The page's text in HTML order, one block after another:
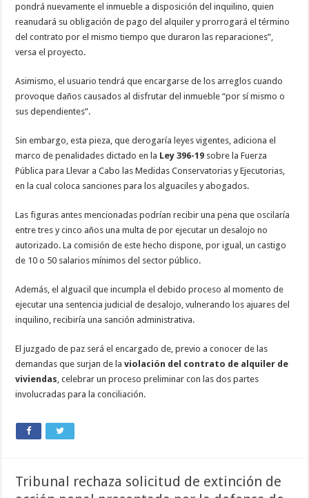
pondrá nuevamente el inmueble a disposición del inquilino, quien
reanudará su obligación de pago del alquiler y prorrogará el término
del contrato por el mismo tiempo que duraron las reparaciones”,
versa el proyecto.
Asimismo, el usuario tendrá que encargarse de los arreglos cuando
provoque daños causados al disfrutar del inmueble “por sí mismo o
sus dependientes”.
Sin embargo, esta pieza, que derogaría leyes vigentes, adiciona el
marco de penalidades dictado en la Ley 396-19 sobre la Fuerza
Pública para Llevar a Cabo las Medidas Conservatorias y Ejecutorias,
en la cual coloca sanciones para los alguaciles y abogados.
Las figuras antes mencionadas podrían recibir una pena que oscilaría
entre tres y cinco años una multa de por ejecutar un desalojo no
autorizado. La comisión de este hecho dispone, por igual, un castigo
de 10 o 50 salarios mínimos del sector público.
Además, el alguacil que incumpla el debido proceso al momento de
ejecutar una sentencia judicial de desalojo, vulnerando los ajuares del
inquilino, recibiría una sanción administrativa.
El juzgado de paz será el encargado de, previo a conocer de las
demandas que surjan de la violación del contrato de alquiler de
viviendas , celebrar un proceso preliminar con las dos partes
involucradas para la conciliación.
Tribunal rechaza solicitud de extinción de